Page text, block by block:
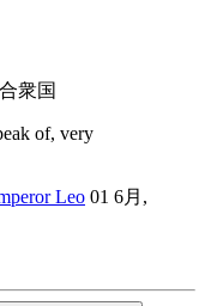
衆国
of, very
Leo 01 6月,